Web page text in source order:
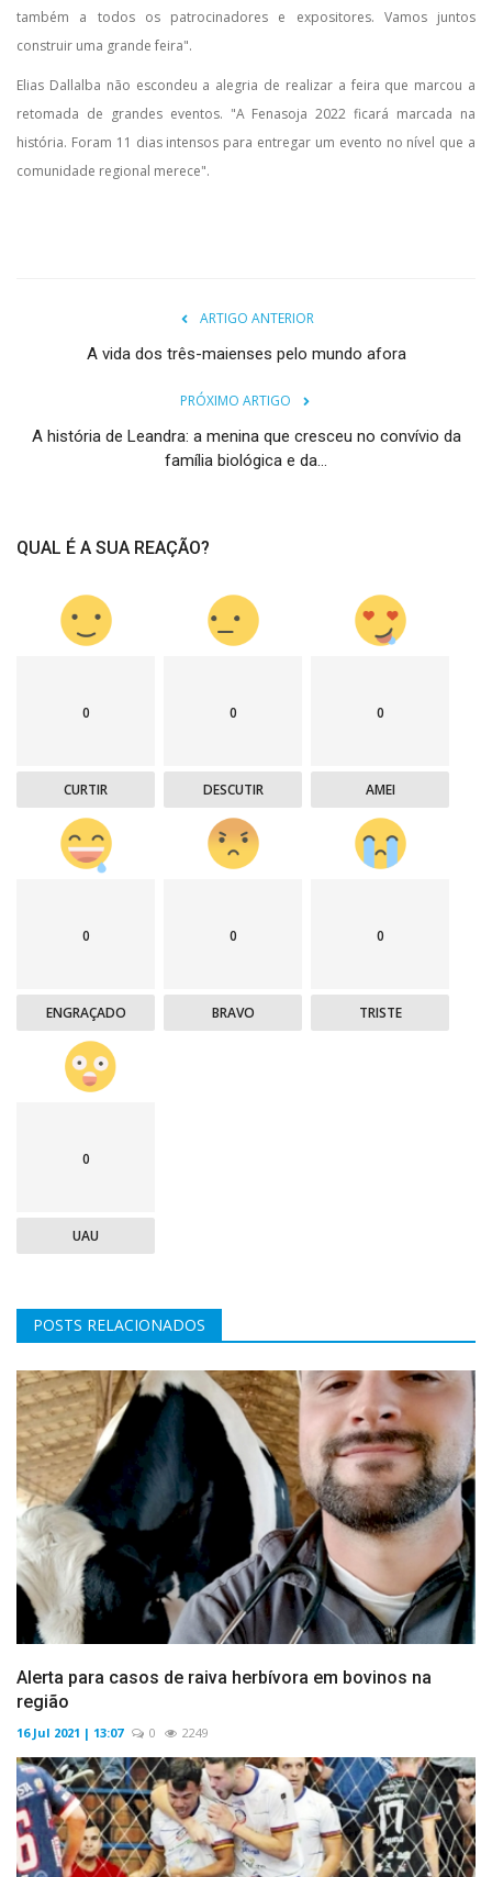
também a todos os patrocinadores e expositores. Vamos juntos
construir uma grande feira".
Elias Dallalba não escondeu a alegria de realizar a feira que marcou a
retomada de grandes eventos. "A Fenasoja 2022 ficará marcada na
história. Foram 11 dias intensos para entregar um evento no nível que a
comunidade regional merece".
ARTIGO ANTERIOR
A vida dos três-maienses pelo mundo afora
PRÓXIMO ARTIGO
A história de Leandra: a menina que cresceu no convívio da
família biológica e da...
QUAL É A SUA REAÇÃO?
0
CURTIR
0
DESCUTIR
0
AMEI
0
ENGRAÇADO
0
BRAVO
0
TRISTE
0
UAU
POSTS RELACIONADOS
Alerta para casos de raiva herbívora em bovinos na
região
16 Jul 2021 | 13:07 0 2249